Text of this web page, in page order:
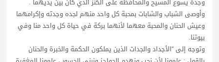
وجدة يسوع المسيح والمحافظة على الكنز الذي كان بين يديهما .
وأوصى الشباب والشابات بمحبة كل واحد منهم لجده وجدته وإكرامهما
وعيش الحنان والمحبة معهما لأنهما بركة في حياة كل واحد منا وفي
بيوتنا.
وتوجه إلى “الأجداد والجدات الذين يملكون الحكمة والخبرة والحنان